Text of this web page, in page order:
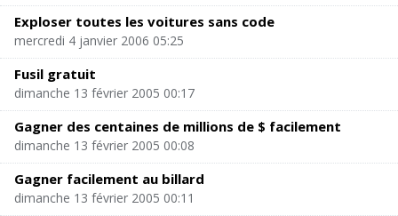
Exploser toutes les voitures sans code
mercredi 4 janvier 2006 05:25
Fusil gratuit
dimanche 13 février 2005 00:17
Gagner des centaines de millions de $ facilement
dimanche 13 février 2005 00:08
Gagner facilement au billard
dimanche 13 février 2005 00:11